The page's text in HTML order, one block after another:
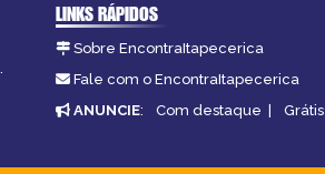
LINKS RÁPIDOS
Sobre EncontraItapecerica
Fale com o EncontraItapecerica
ANUNCIE: Com destaque | Grátis